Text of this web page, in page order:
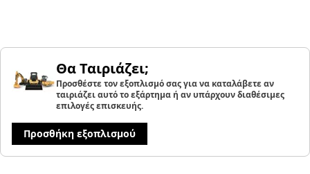
Θα Ταιριάζει;
Προσθέστε τον εξοπλισμό σας για να καταλάβετε αν
ταιριάζει αυτό το εξάρτημα ή αν υπάρχουν διαθέσιμες
επιλογές επισκευής.
Προσθήκη εξοπλισμού